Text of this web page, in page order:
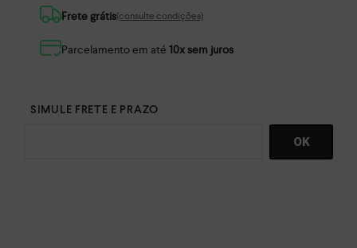
Frete grátis(consulte condições)
Parcelamento em até 10x sem juros